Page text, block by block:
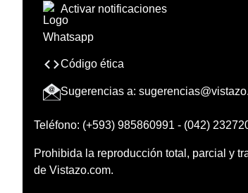
Activar notificaciones
Código ética
Sugerencias a:
Teléfono: (+593) 985860991 - (042)
Prohibida la reproducción total, parcial y
de Vistazo.com.